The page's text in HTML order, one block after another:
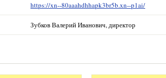
https://xn--80aaahdhhapk3br5b.xn--p1ai/
Зубков Валерий Иванович, директор